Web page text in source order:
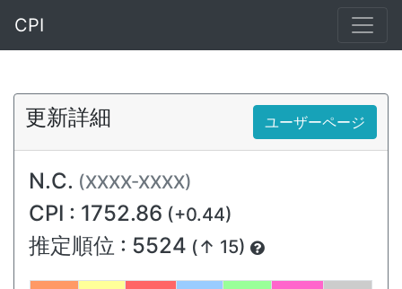
CPI
更新詳細 ユーザーページ
N.C. (XXXX-XXXX)
CPI : 1752.86 (+0.44)
推定順位 : 5524 (↑ 15)